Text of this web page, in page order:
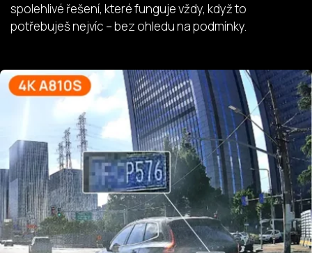
spolehlivé řešení, které funguje vždy, když to
potřebuješ nejvíc – bez ohledu na podmínky.